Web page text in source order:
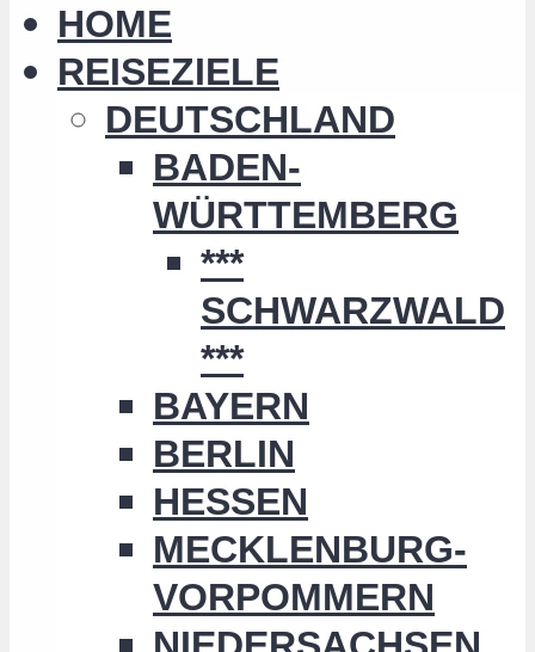
HOME
REISEZIELE
DEUTSCHLAND
BADEN-
WÜRTTEMBERG
***
SCHWARZWALD
***
BAYERN
BERLIN
HESSEN
MECKLENBURG-
VORPOMMERN